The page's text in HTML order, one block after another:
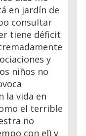
en jardín de
consultar
tiene déficit
y
niños no
la vida en
el terrible
no
con el) y